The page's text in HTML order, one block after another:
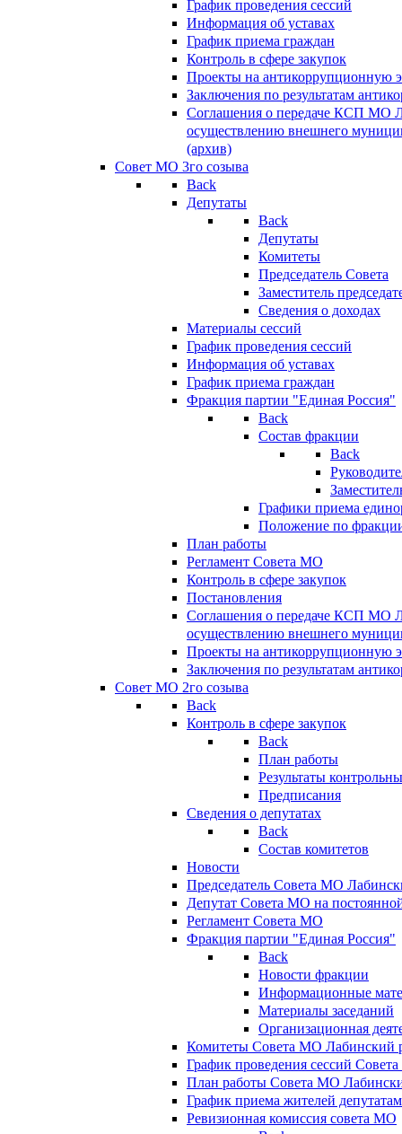
График проведения сессий
Информация об уставах
График приема граждан
Контроль в сфере закупок
Проекты на антикоррупционную
Заключения по результатам
Соглашения о передаче КСП МО
осуществлению внешнего
(архив)
Совет МО 3го созыва
Back
Депутаты
Back
Депутаты
Комитеты
Председатель Совета
Заместитель
Сведения о доходах
Материалы сессий
График проведения сессий
Информация об уставах
График приема граждан
Фракция партии "Единая Россия"
Back
Состав фракции
Back
Графики приема
Положение по
План работы
Регламент Совета МО
Контроль в сфере закупок
Постановления
Соглашения о передаче КСП МО
осуществлению внешнего
Проекты на антикоррупционную
Заключения по результатам
Совет МО 2го созыва
Back
Контроль в сфере закупок
Back
План работы
Результаты
Предписания
Сведения о депутатах
Back
Состав комитетов
Новости
Председатель Совета МО
Депутат Совета МО на
Регламент Совета МО
Фракция партии "Единая Россия"
Back
Новости фракции
Информационные
Материалы заседаний
Организационная
Комитеты Совета МО Лабинский
График проведения сессий
План работы Совета МО
График приема жителей
Ревизионная комиссия совета МО